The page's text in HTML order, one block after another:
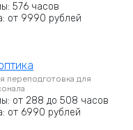
576 часов
от 9990 рублей
переподготовка для
от 288 до 508 часов
от 6990 рублей